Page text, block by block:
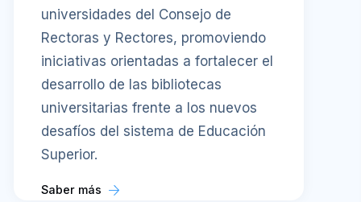
universidades del Consejo de
Rectoras y Rectores, promoviendo
iniciativas orientadas a fortalecer el
desarrollo de las bibliotecas
universitarias frente a los nuevos
desafíos del sistema de Educación
Superior.
Saber más